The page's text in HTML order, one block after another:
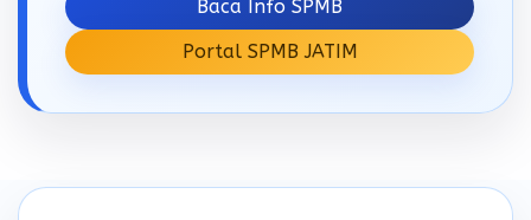
Baca Info SPMB
Portal SPMB JATIM